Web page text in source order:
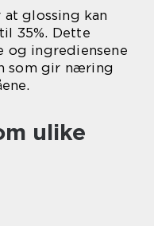
glossing kan
35%. Dette
og ingrediensene
som gir næring
ulike